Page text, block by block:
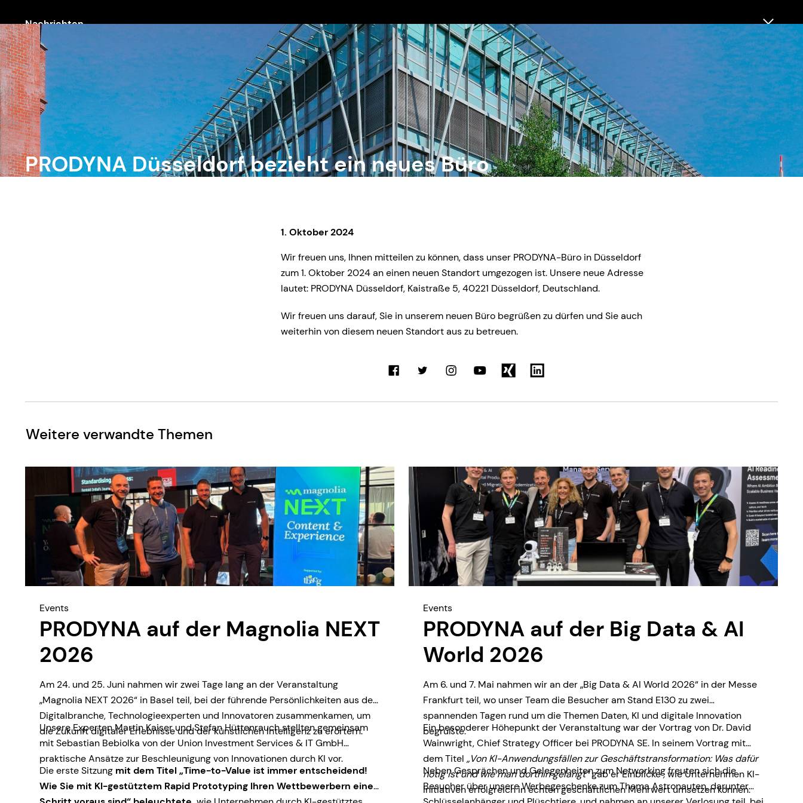
Nachrichten
PRODYNA Düsseldorf bezieht ein neues Büro
1. Oktober 2024
Wir freuen uns, Ihnen mitteilen zu können, dass unser PRODYNA-Büro in Düsseldorf
zum 1. Oktober 2024 an einen neuen Standort umgezogen ist. Unsere neue Adresse
lautet: PRODYNA Düsseldorf, Kaistraße 5, 40221 Düsseldorf, Deutschland.
Wir freuen uns darauf, Sie in unserem neuen Büro begrüßen zu dürfen und Sie auch
weiterhin von diesem neuen Standort aus zu betreuen.
Weitere verwandte Themen
Events
PRODYNA auf der Magnolia NEXT
2026
Am 24. und 25. Juni nahmen wir zwei Tage lang an der Veranstaltung
„Magnolia NEXT 2026“ in Basel teil, bei der führende Persönlichkeiten aus der
Digitalbranche, Technologieexperten und Innovatoren zusammenkamen, um
die Zukunft digitaler Erlebnisse und der künstlichen Intelligenz zu erörtern.
Unsere Experten Martin Kaiser und Stefan Hüttenrauch stellten gemeinsam
mit Sebastian Bebiolka von der Union Investment Services & IT GmbH
praktische Ansätze zur Beschleunigung von Innovationen durch KI vor.
Die erste Sitzung mit dem Titel „Time-to-Value ist immer entscheidend!
Wie Sie mit KI-gestütztem Rapid Prototyping Ihren Wettbewerbern einen
Events
PRODYNA auf der Big Data & AI
World 2026
Am 6. und 7. Mai nahmen wir an der „Big Data & AI World 2026“ in der Messe
Frankfurt teil, wo unser Team die Besucher am Stand E130 zu zwei
spannenden Tagen rund um die Themen Daten, KI und digitale Innovation
begrüßte.
Ein besonderer Höhepunkt der Veranstaltung war der Vortrag von Dr. David
Wainwright, Chief Strategy Officer bei PRODYNA SE. In seinem Vortrag mit
dem Titel „Von KI-Anwendungsfällen zur Geschäftstransformation: Was dafür
nötig ist und wie man dorthin gelangt“gab er Einblicke,wie Unternehmen KI-
Initiativen erfolgreich in echten geschäftlichen Mehrwert umsetzen können.
Neben Gesprächen und Gelegenheiten zum Networking freuten sich die
Besucher über unsere Werbegeschenke zum Thema Astronauten, darunter